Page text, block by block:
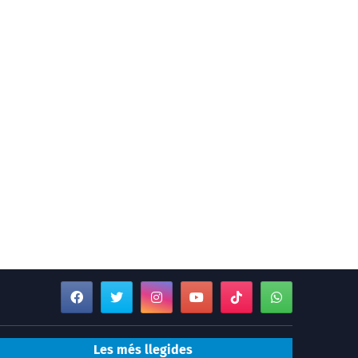
Les més llegides